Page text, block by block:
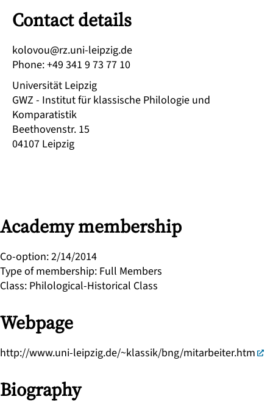
Academy membership
Co-option:2/14/2014
Type of membership: Full Members
Class: Philological-Historical Class
Webpage
http://www.uni-leipzig.de/~klassik/bng/mitarbeiter.htm
Biography
Contact details
ed.gizpiel-inu.zr@uovolok
Phone:+49 341 9 73 77 10
Universität Leipzig
GWZ - Institut für klassische Philologie und
Komparatistik
Beethovenstr. 15
04107 Leipzig